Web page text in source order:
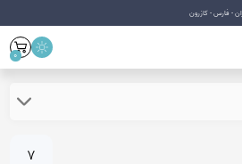
- فارس - کازرون
0
7